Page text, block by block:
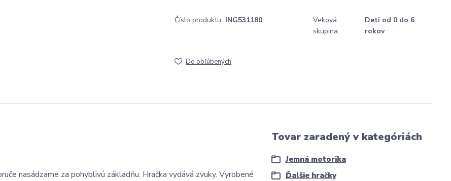
Číslo produktu: ING531180
Veková
skupina:
Deti od 0 do 6
rokov
Do obľúbených
nasádzame za pohyblivú základňu. Hračka vydává zvuky. Vyrobené
Tovar zaradený v kategóriách
Jemná motorika
Ďalšie hračky